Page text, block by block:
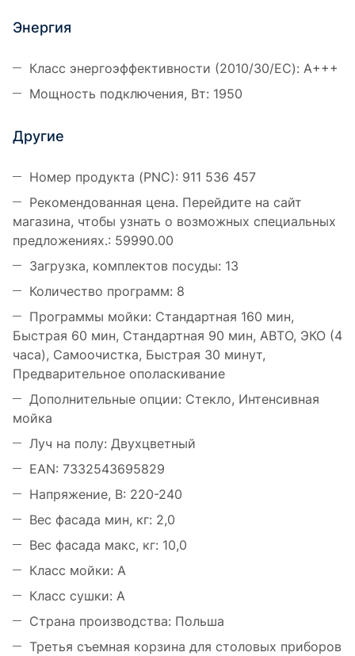
Энергия
Класс энергоэффективности (2010/30/EC): A+++
Мощность подключения, Вт: 1950
Другие
Номер продукта (PNC): 911 536 457
Рекомендованная цена. Перейдите на сайт
магазина, чтобы узнать о возможных специальных
предложениях.: 59990.00
Загрузка, комплектов посуды: 13
Количество программ: 8
Программы мойки: Стандартная 160 мин,
Быстрая 60 мин, Стандартная 90 мин, АВТО, ЭКО (4
часа), Самоочистка, Быстрая 30 минут,
Предварительное ополаскивание
Дополнительные опции: Стекло, Интенсивная
мойка
Луч на полу: Двухцветный
EAN: 7332543695829
Напряжение, В: 220-240
Вес фасада мин, кг: 2,0
Вес фасада макс, кг: 10,0
Класс мойки: A
Класс сушки: A
Страна производства: Польша
Третья съемная корзина для столовых приборов